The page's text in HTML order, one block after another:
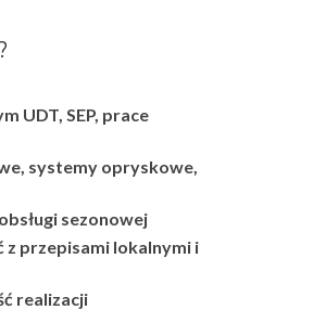
UDT, SEP, prace
systemy opryskowe,
sezonowej
z przepisami lokalnymi i
realizacji